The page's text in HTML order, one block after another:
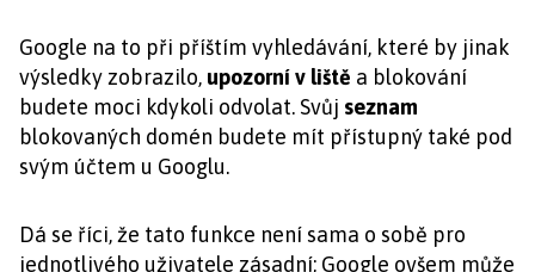
Google na to při příštím vyhledávání, které by jinak
výsledky zobrazilo, upozorní v liště a blokování
budete moci kdykoli odvolat. Svůj seznam
blokovaných domén budete mít přístupný také pod
svým účtem u Googlu.
Dá se říci, že tato funkce není sama o sobě pro
jednotlivého uživatele zásadní; Google ovšem může